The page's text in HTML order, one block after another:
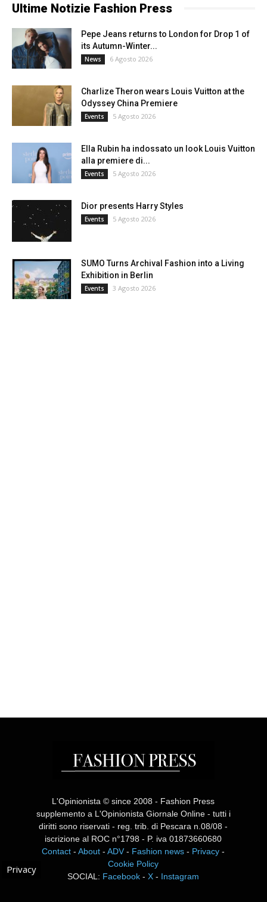
Ultime Notizie Fashion Press
Pepe Jeans returns to London for Drop 1 of
its Autumn-Winter...
News 6 Agosto 2026
Charlize Theron wears Louis Vuitton at the
Odyssey China Premiere
Events 5 Agosto 2026
Ella Rubin ha indossato un look Louis Vuitton
alla premiere di...
Events 5 Agosto 2026
Dior presents Harry Styles
Events 5 Agosto 2026
SUMO Turns Archival Fashion into a Living
Exhibition in Berlin
Events 3 Agosto 2026
L'Opinionista © since 2008 - Fashion Press
supplemento a L'Opinionista Giornale Online - tutti i
diritti sono riservati - reg. trib. di Pescara n.08/08 -
iscrizione al ROC n°1798 - P. iva 01873660680
Contact -About -ADV - Fashion news - Privacy -
Cookie Policy
SOCIAL: Facebook -X - Instagram
Privacy